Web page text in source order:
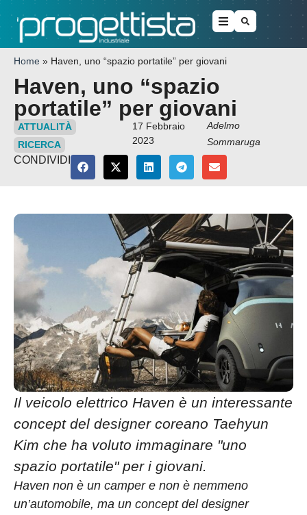
Home » Haven, uno “spazio portatile” per giovani
Haven, uno “spazio
portatile” per giovani
ATTUALITÀ
RICERCA
17 Febbraio
2023
Adelmo
Sommaruga
CONDIVIDI
Il veicolo elettrico Haven è un interessante
concept del designer coreano Taehyun
Kim che ha voluto immaginare "uno
spazio portatile" per i giovani.
Haven non è un camper e non è nemmeno
un’automobile, ma un concept del designer